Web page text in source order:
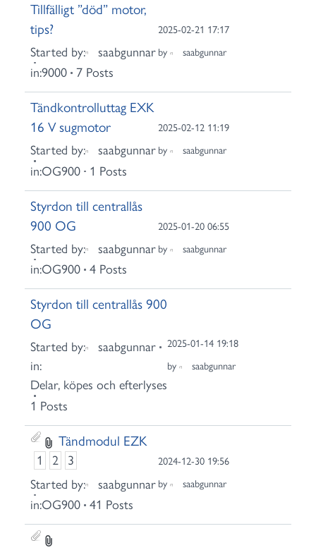
Tillfälligt ”död” motor,
tips?
Started by:
saabgunnar
in:9000 7 Posts
2025-02-21 17:17
by
saabgunnar
Tändkontrolluttag EXK
16 V sugmotor
Started by:
saabgunnar
in:OG900 1 Posts
2025-02-12 11:19
by
saabgunnar
Styrdon till centrallås
900 OG
Started by:
saabgunnar
in:OG900 4 Posts
2025-01-20 06:55
by
saabgunnar
Styrdon till centrallås 900
OG
Started by:
saabgunnar
in:
Delar, köpes och efterlyses
1 Posts
2025-01-14 19:18
by
saabgunnar
Tändmodul EZK
1 2
3
Started by:
saabgunnar
in:OG900 41 Posts
2024-12-30 19:56
by
saabgunnar